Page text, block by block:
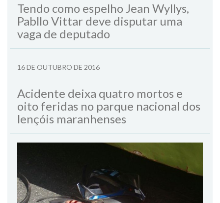
Tendo como espelho Jean Wyllys,
Pabllo Vittar deve disputar uma
vaga de deputado
16 DE OUTUBRO DE 2016
Acidente deixa quatro mortos e
oito feridas no parque nacional dos
lençóis maranhenses